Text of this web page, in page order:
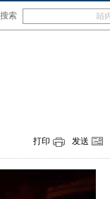
索
打印 发送